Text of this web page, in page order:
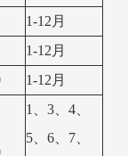
1-12月
1-12月
1-12月
1、3、4、
5、6、7、